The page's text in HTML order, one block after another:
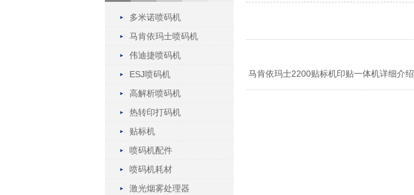
多米诺喷码机
马肯依玛士喷码机
伟迪捷喷码机
ESJ喷码机
高解析喷码机
热转印打码机
贴标机
喷码机配件
喷码机耗材
激光烟雾处理器
马肯依玛士2200贴标机印贴一体机详细介绍